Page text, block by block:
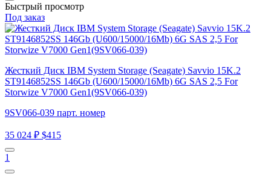
Быстрый просмотр
Под заказ
Жесткий Диск IBM System Storage (Seagate) Savvio 15K.2
ST9146852SS 146Gb (U600/15000/16Mb) 6G SAS 2,5 For
Storwize V7000 Gen1(9SV066-039)
9SV066-039 парт. номер
35 024 ₽ $415
1